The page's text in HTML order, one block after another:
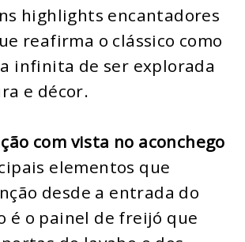
highlights encantadores
reafirma o clássico como
infinita de ser explorada
e décor.
com vista no aconchego
elementos que
desde a entrada do
é o painel de freijó que